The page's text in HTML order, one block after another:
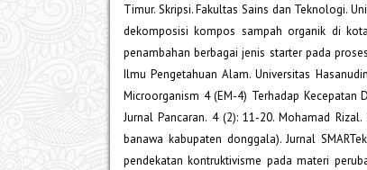
Timur. Skripsi. Fakultas Sains dan Teknologi.
dekomposisi kompos sampah organik di
penambahan berbagai jenis starter pada
Ilmu Pengetahuan Alam. Universitas
Microorganism 4 (EM-4) Terhadap
Jurnal Pancaran. 4 (2): 11-20. Mohamad
banawa kabupaten donggala). Jurnal
pendekatan kontruktivisme pada materi